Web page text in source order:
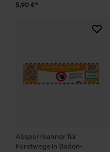
5,90 €*
Absperrbanner für
Forstwege in Baden-